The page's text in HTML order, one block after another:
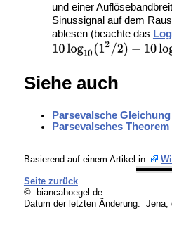
und einer
Sinussignal auf dem
ablesen (beachte das
Siehe auch
Parsevalsche Gleichung
Parsevalsches Theorem
Basierend auf einem Artikel in:
Seite zurück
© biancahoegel.de
Datum der letzten Änderung: Jena,